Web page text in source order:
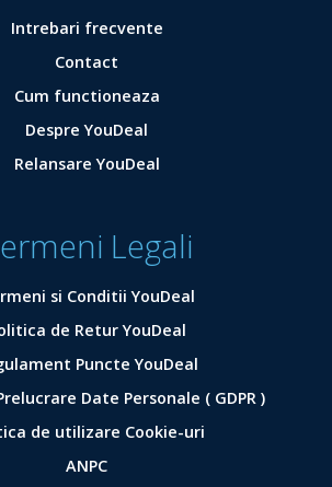
Intrebari frecvente
Contact
Cum functioneaza
Despre YouDeal
Relansare YouDeal
Legali
si Conditii YouDeal
de Retur YouDeal
Puncte YouDeal
Date Personale ( GDPR )
de utilizare Cookie-uri
ANPC